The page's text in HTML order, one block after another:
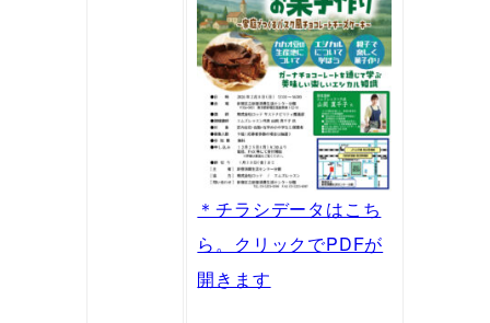
＊チラシデータはこち
ら。クリックでPDFが
開きます